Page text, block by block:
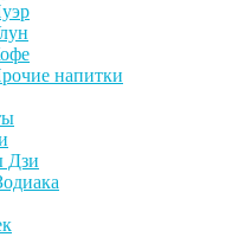
напитки
Дзи